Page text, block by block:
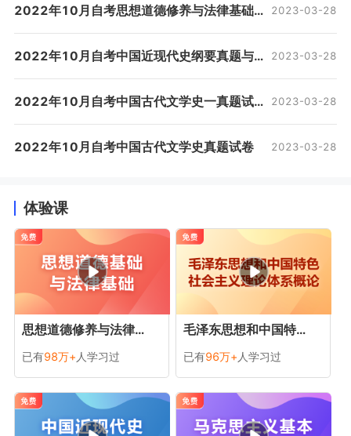
会考生报考专业带 “★ ”标注 。2022年课程考试安排按专
科和专升本分开安排，专业课程由公共基础课、专业核心
课、选考课（含推荐选考课、通识选考课、指定选考课）
组成。
学考试新旧专业转接的通知》（鄂自考[2019]11号）文件
精神转接到新专业(2018年版)继续报考。新旧专业转接操
作视频可在湖北省教育考试院官方网站“下载中心”查看。
4.考生可在考生服务平台打印“考试通知单”，并持“考
试通知单”、身份证原件到指定考点参加考试。考试成绩由
助学机构通知考生或考生本人在湖北省教育考试院网站、
考生服务平台查询。参加考试的考生和组织考试的工作人
员，必须严格遵守考试纪律，对违规者将按照《国家教育
2022年10月自考思想道德修养与法律基础试卷 2023-03-28
2022年10月自考中国近现代史纲要真题与答案 2023-03-28
2022年10月自考中国古代文学史一真题试卷 2023-03-28
2022年10月自考中国古代文学史真题试卷 2023-03-28
体验课
思想道德修养与法律基础
已有98万+ 人学习过
毛泽东思想和中国特色社会主义理论体系概论
已有96万+ 人学习过